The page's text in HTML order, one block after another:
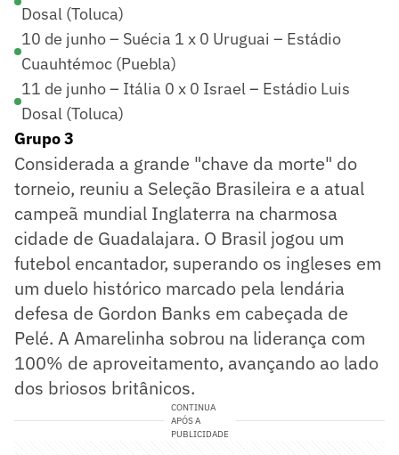
Dosal (Toluca)
10 de junho – Suécia 1 x 0 Uruguai – Estádio
Cuauhtémoc (Puebla)
11 de junho – Itália 0 x 0 Israel – Estádio Luis
Dosal (Toluca)
Grupo 3
Considerada a grande "chave da morte" do
torneio, reuniu a Seleção Brasileira e a atual
campeã mundial Inglaterra na charmosa
cidade de Guadalajara. O Brasil jogou um
futebol encantador, superando os ingleses em
um duelo histórico marcado pela lendária
defesa de Gordon Banks em cabeçada de
Pelé. A Amarelinha sobrou na liderança com
100% de aproveitamento, avançando ao lado
dos briosos britânicos.
CONTINUA
APÓS A
PUBLICIDADE